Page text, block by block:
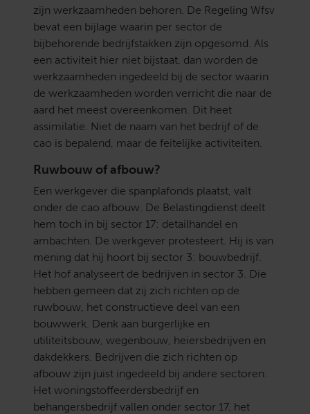
zijn werkzaamheden behoren. De Regeling Wfsv
bevat een bijlage waarin per sector de
bijbehorende bedrijfstakken zijn opgesomd. Als
een activiteit hier niet bijstaat, dan worden de
werkzaamheden ingedeeld bij de sector waarin
de werkzaamheden worden verricht die naar de
aard het meest overeenkomen. Dit heet
assimilatie. Niet de naam van het bedrijf of de
cao is bepalend, maar de feitelijke activiteiten.
Ruwbouw of afbouw?
Een werkgever die spanplafonds plaatst, valt
onder de cao afbouw. De Belastingdienst deelt
hem toch in bij sector 17: detailhandel en
ambachten. De werkgever protesteert. Hij is van
mening dat hij hoort bij sector 3: bouwbedrijf.
Het hof analyseert de bedrijven in sector 3. Die
hebben gemeen dat zij zich richten op de
ruwbouw, het constructieve deel van een
bouwwerk. Denk aan burgerlijke en
utiliteitsbouw, wegenbouw, heiersbedrijven en
dakdekkers. Bedrijven die zich richten op
afbouw zijn juist ingedeeld bij andere sectoren.
Het woningstoffeerdersbedrijf en
behangersbedrijf vallen onder sector 17, het